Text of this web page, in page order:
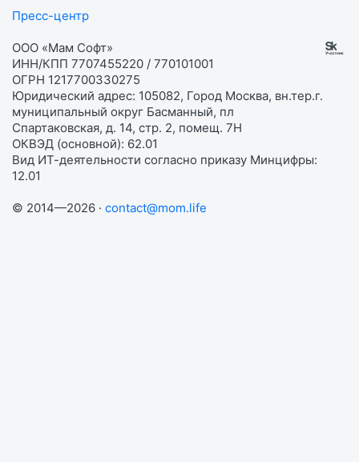
Пресс-центр
ООО «Мам Софт»
ИНН/КПП 7707455220 / 770101001
ОГРН 1217700330275
Юридический адрес: 105082, Город Москва, вн.тер.г.
муниципальный округ Басманный, пл
Спартаковская, д. 14, стр. 2, помещ. 7Н
ОКВЭД (основной): 62.01
Вид ИТ-деятельности согласно приказу Минцифры:
12.01
© 2014—2026 · contact@mom.life